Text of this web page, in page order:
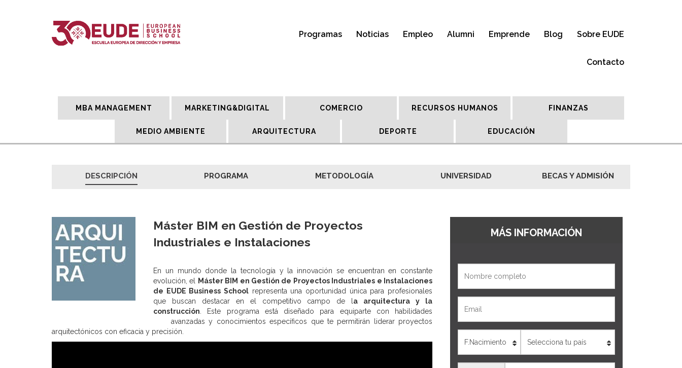
Programas Noticias Empleo Alumni Emprende Blog Sobre EUDE
Contacto
MBA MANAGEMENT MARKETING&DIGITAL COMERCIO RECURSOS HUMANOS FINANZAS
MEDIO AMBIENTE ARQUITECTURA DEPORTE EDUCACIÓN
DESCRIPCIÓN PROGRAMA METODOLOGÍA UNIVERSIDAD BECAS Y ADMISIÓN
Máster BIM en Gestión de Proyectos
Industriales e Instalaciones
En un mundo donde la tecnología y la innovación se encuentran en constante
evolución, el
Máster BIM en Gestión de Proyectos Industriales e Instalaciones
de EUDE Business School representa una oportunidad única para profesionales
que buscan destacar en el competitivo campo de l a arquitectura y la
construcción . Este programa está diseñado para equiparte con habilidades
avanzadas y conocimientos específicos que te permitirán liderar proyectos
arquitectónicos con eficacia y precisión.
MÁS INFORMACIÓN